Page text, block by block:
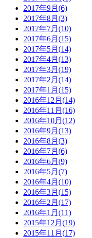
2017年9月(6)
2017年8月(3)
2017年7月(10)
2017年6月(15)
2017年5月(14)
2017年4月(13)
2017年3月(19)
2017年2月(14)
2017年1月(15)
2016年12月(14)
2016年11月(16)
2016年10月(12)
2016年9月(13)
2016年8月(3)
2016年7月(6)
2016年6月(9)
2016年5月(7)
2016年4月(10)
2016年3月(15)
2016年2月(17)
2016年1月(11)
2015年12月(19)
2015年11月(17)